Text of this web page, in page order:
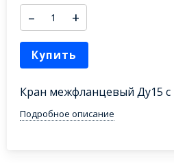
– +
Купить
Кран межфланцевый Ду15
Подробное описание